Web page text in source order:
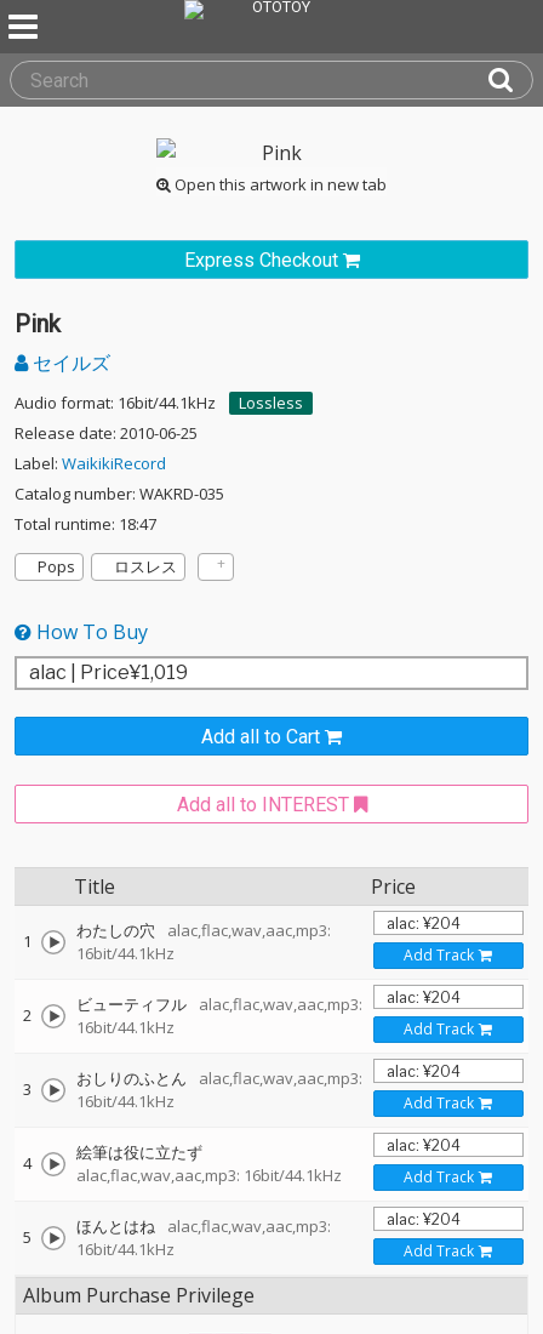
Open this artwork in new tab
Express Checkout
Pink
セイルズ
Audio format: 16bit/44.1kHz
Lossless
Release date: 2010-06-25
Label: WaikikiRecord
Catalog number: WAKRD-035
Total runtime: 18:47
Pops
ロスレス
How To Buy
Add all to Cart
Add all to INTEREST
Title Price
1 わたしの穴
alac,flac,wav,aac,mp3:
16bit/44.1kHz
Add Track
2 ビューティフル
alac,flac,wav,aac,mp3:
16bit/44.1kHz
Add Track
3 おしりのふとん
alac,flac,wav,aac,mp3:
16bit/44.1kHz
Add Track
4
絵筆は役に立たず
alac,flac,wav,aac,mp3: 16bit/44.1kHz
Add Track
5 ほんとはね
alac,flac,wav,aac,mp3:
16bit/44.1kHz
Add Track
Album Purchase Privilege